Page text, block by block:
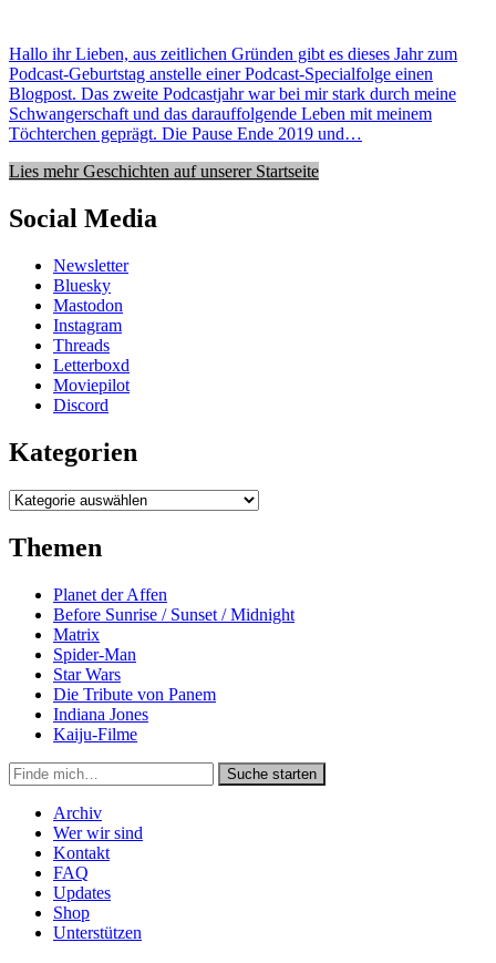
Hallo ihr Lieben, aus zeitlichen Gründen gibt es dieses Jahr zum
Podcast-Geburtstag anstelle einer Podcast-Specialfolge einen
Blogpost. Das zweite Podcastjahr war bei mir stark durch meine
Schwangerschaft und das darauffolgende Leben mit meinem
Töchterchen geprägt. Die Pause Ende 2019 und…
Lies mehr Geschichten auf unserer Startseite
Social Media
Newsletter
Bluesky
Mastodon
Instagram
Threads
Letterboxd
Moviepilot
Discord
Kategorien
Kategorien
Themen
Planet der Affen
Before Sunrise / Sunset / Midnight
Matrix
Spider-Man
Star Wars
Die Tribute von Panem
Indiana Jones
Kaiju-Filme
Suche
in
https://secondunit-
podcast.de/
Suche starten
Archiv
Wer wir sind
Kontakt
FAQ
Updates
Shop
Unterstützen